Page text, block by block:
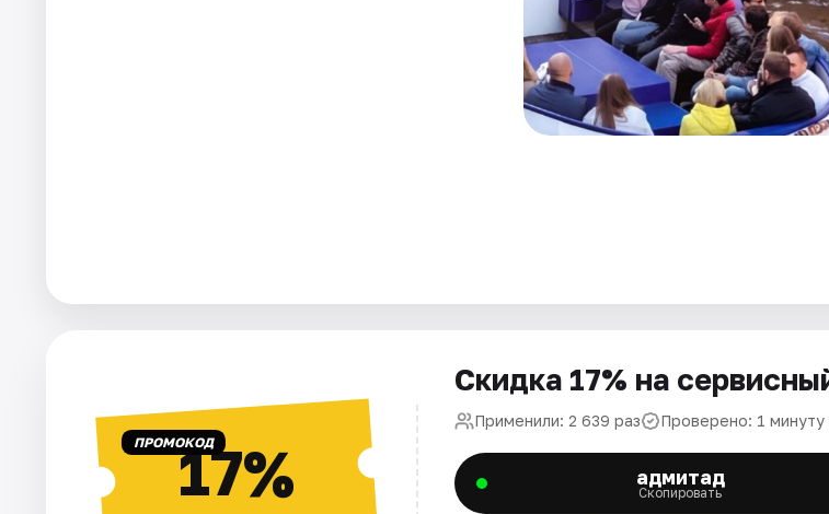
Площадки
ПРОМОКОД17%
Скидка 17% на
Применили: 2 639 раз Проверено: 1 минуту
адмитад
Скопировать